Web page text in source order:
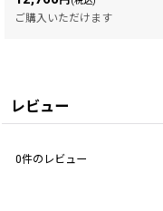
ご購入いただけます
レビュー
0件のレビュー